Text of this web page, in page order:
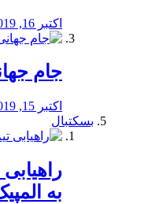
اکتبر 16, 2019
جام
اکتبر 15, 2019
بسکتبال
به